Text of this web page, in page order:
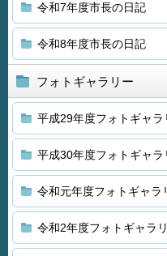
令和7年度市長の日記
令和8年度市長の日記
フォトギャラリー
平成29年度フォトギャラ
平成30年度フォトギャラ
令和元年度フォトギャラ
令和2年度フォトギャラ